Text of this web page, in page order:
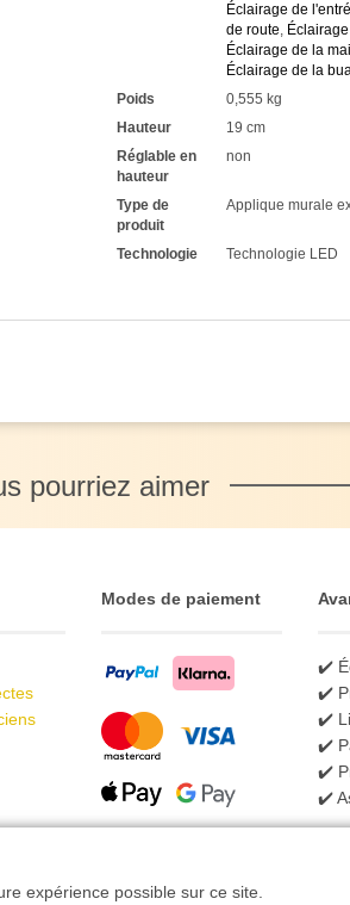
Éclairage de
de route,
Éclairage de la
Éclairage de la
Poids
0,555 kg
Hauteur
19 cm
Réglable en
hauteur
non
Type de
produit
Applique murale
Technologie Technologie LED
pourriez aimer
Modes de paiement
✔️
✔️
✔️
✔️
✔️
✔️
expérience possible sur ce site.